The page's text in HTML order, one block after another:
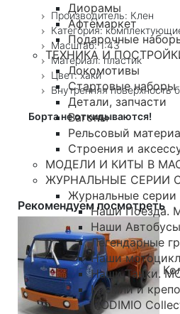
Диорамы
Афтемаркет
Подарочные
ТЕХНИКА И
Локомотивы
Стартовые наборы
Детали, запчасти
Вагоны
Рельсовый
Строения и
МОДЕЛИ И КИТЫ В
ЖУРНАЛЬНЫЕ СЕРИИ
Журнальные серии
Наши Поезда.
Наши
Легендарные
Наши
Наши Танки.
Кремли и
MODIMIO
Производитель: Клен
Категория:
Масштаб: 1:43
Материал: пластик
Цвет: хаки
Внутренняя поверхность
Борта не откидываются!
Рекомендуем посмотреть